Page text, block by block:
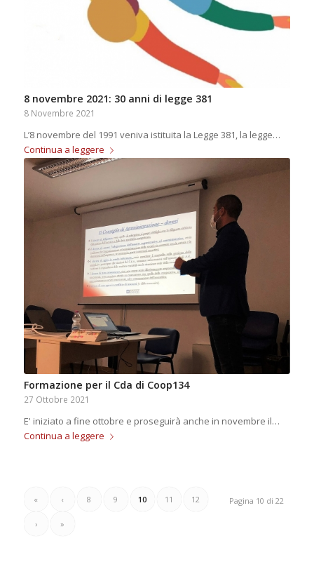
8 novembre 2021: 30 anni di legge 381
8 Novembre 2021
L’8 novembre del 1991 veniva istituita la Legge 381, la legge…
Continua a leggere
Formazione per il Cda di Coop134
27 Ottobre 2021
E' iniziato a fine ottobre e proseguirà anche in novembre il…
Continua a leggere
Pagina 10 di 22
« ‹ 8 9 10 11 12
› »